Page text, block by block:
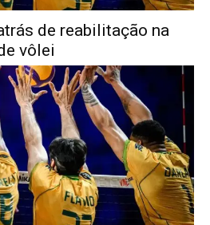
de reabilitação na
vôlei